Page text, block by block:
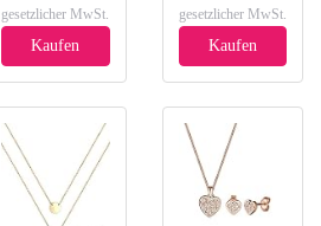
gesetzlicher MwSt.
Kaufen
gesetzlicher MwSt.
Kaufen